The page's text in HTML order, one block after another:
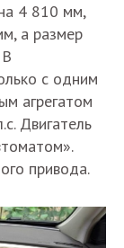
4 810 мм,
а размер
с одним
агрегатом
Двигатель
привода.